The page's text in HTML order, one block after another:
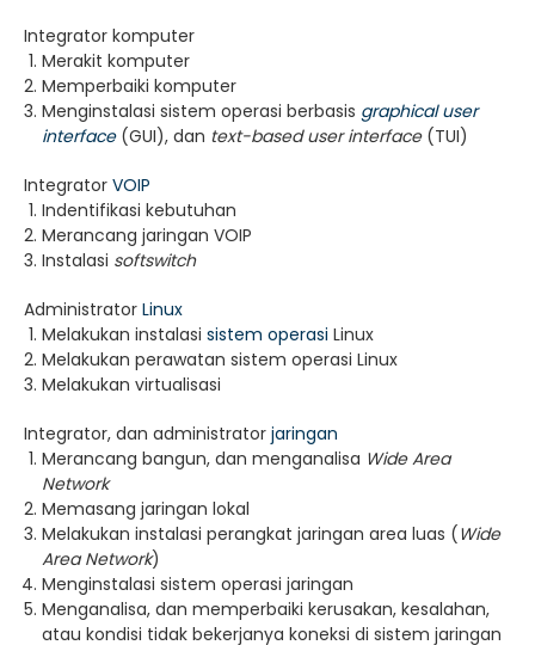
Integrator komputer
Merakit komputer
Memperbaiki komputer
Menginstalasi sistem operasi berbasis graphical user
interface(GUI), dan text-based user interface(TUI)
Integrator VOIP
Indentifikasi kebutuhan
Merancang jaringan VOIP
Instalasi softswitch
Administrator Linux
Melakukan instalasi sistem operasi Linux
Melakukan perawatan sistem operasi Linux
Melakukan virtualisasi
Integrator, dan administrator jaringan
Merancang bangun, dan menganalisa Wide Area
Network
Memasang jaringan lokal
Melakukan instalasi perangkat jaringan area luas (Wide
Area Network)
Menginstalasi sistem operasi jaringan
Menganalisa, dan memperbaiki kerusakan, kesalahan,
atau kondisi tidak bekerjanya koneksi di sistem jaringan